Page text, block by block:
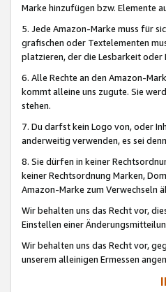
Marke hinzufügen bzw. Elemente
5. Jede Amazon-Marke muss für
grafischen oder Textelementen
platzieren, der die Lesbarkeit
6. Alle Rechte an den Amazon-
kommt alleine uns zugute. Sie
stehen.
7. Du darfst kein Logo von, oder
anderweitig verwenden, es sei
8. Sie dürfen in keiner
keiner Rechtsordnung Marken,
Amazon-Marke zum Verwechseln
Wir behalten uns das Recht vor,
Einstellen einer
Wir behalten uns das Recht vor,
unserem alleinigen Ermessen